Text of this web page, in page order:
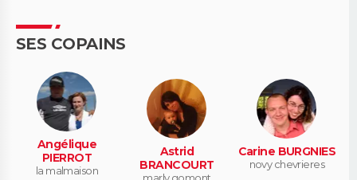
SES COPAINS
Angélique
PIERROT
la malmaison
Astrid
BRANCOURT
marly gomont
Carine BURGNIES
novy chevrieres